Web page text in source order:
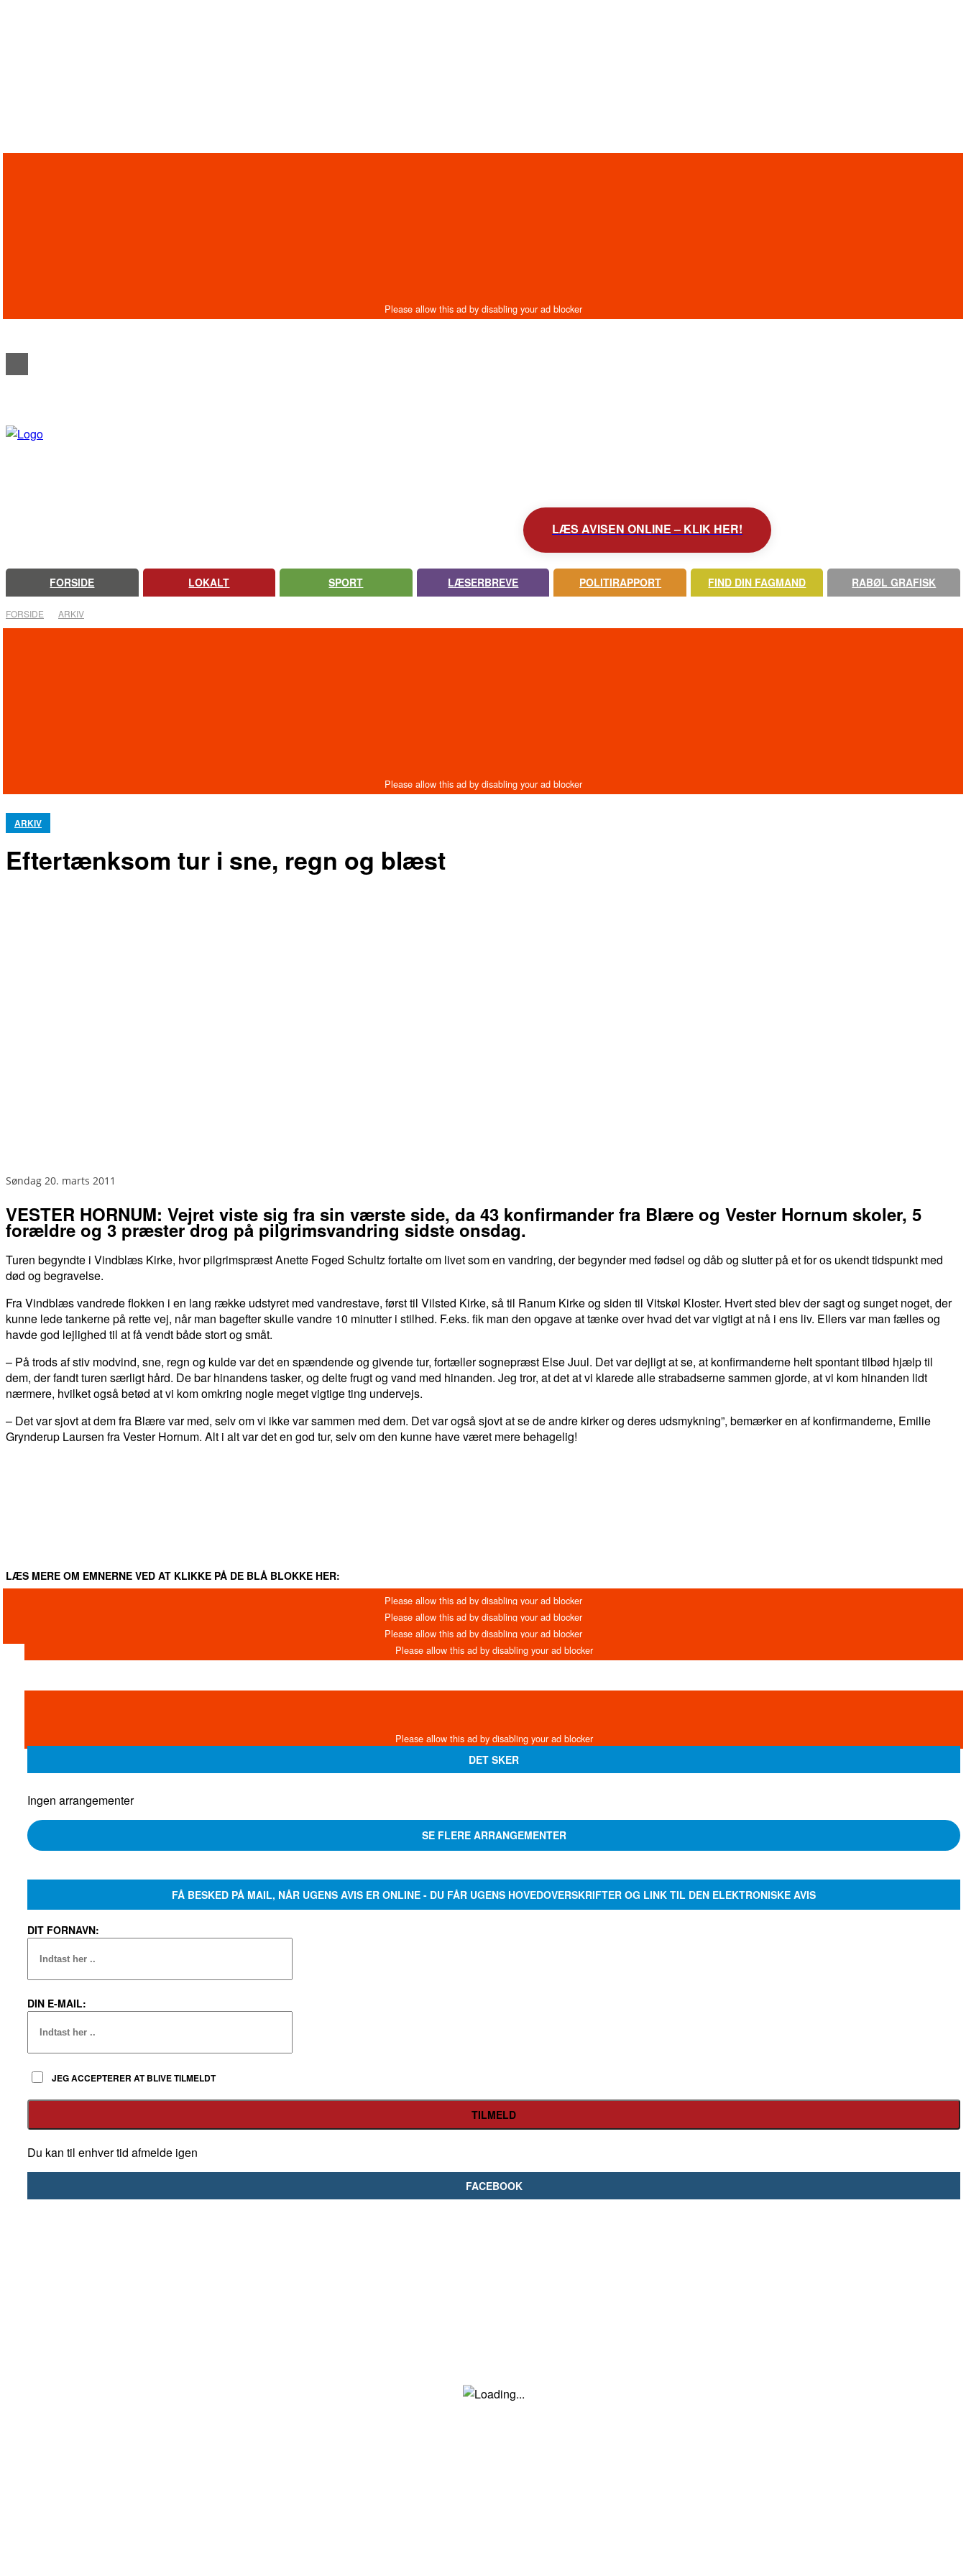
LÆS AVISEN ONLINE – KLIK HER!
FORSIDE LOKALT SPORT LÆSERBREVE POLITIRAPPORT FIND DIN FAGMAND RABØL GRAFISK
FORSIDE ARKIV
ARKIV
Eftertænksom tur i sne, regn og blæst
søndag 20. marts 2011
VESTER HORNUM: Vejret viste sig fra sin værste side, da 43 konfirmander fra Blære og Vester Hornum skoler, 5
forældre og 3 præster drog på pilgrimsvandring sidste onsdag.
Turen begyndte i Vindblæs Kirke, hvor pilgrimspræst Anette Foged Schultz fortalte om livet som en vandring, der begynder med fødsel og dåb og slutter på et for os ukendt tidspunkt med
død og begravelse.
Fra Vindblæs vandrede flokken i en lang række udstyret med vandrestave, først til Vilsted Kirke, så til Ranum Kirke og siden til Vitskøl Kloster. Hvert sted blev der sagt og sunget noget, der
kunne lede tankerne på rette vej, når man bagefter skulle vandre 10 minutter i stilhed. F.eks. fik man den opgave at tænke over hvad det var vigtigt at nå i ens liv. Ellers var man fælles og
havde god lejlighed til at få vendt både stort og småt.
– På trods af stiv modvind, sne, regn og kulde var det en spændende og givende tur, fortæller sognepræst Else Juul. Det var dejligt at se, at konfirmanderne helt spontant tilbød hjælp til
dem, der fandt turen særligt hård. De bar hinandens tasker, og delte frugt og vand med hinanden. Jeg tror, at det at vi klarede alle strabadserne sammen gjorde, at vi kom hinanden lidt
nærmere, hvilket også betød at vi kom omkring nogle meget vigtige ting undervejs.
– Det var sjovt at dem fra Blære var med, selv om vi ikke var sammen med dem. Det var også sjovt at se de andre kirker og deres udsmykning”, bemærker en af konfirmanderne, Emilie
Grynderup Laursen fra Vester Hornum. Alt i alt var det en god tur, selv om den kunne have været mere behagelig!
LÆS MERE OM EMNERNE VED AT KLIKKE PÅ DE BLÅ BLOKKE HER:
DET SKER
Ingen arrangementer
SE FLERE ARRANGEMENTER
FÅ BESKED PÅ MAIL, NÅR UGENS AVIS ER ONLINE - DU FÅR UGENS HOVEDOVERSKRIFTER OG LINK TIL DEN ELEKTRONISKE AVIS
DIT FORNAVN:
DIN E-MAIL:
JEG ACCEPTERER AT BLIVE TILMELDT
Du kan til enhver tid afmelde igen
FACEBOOK